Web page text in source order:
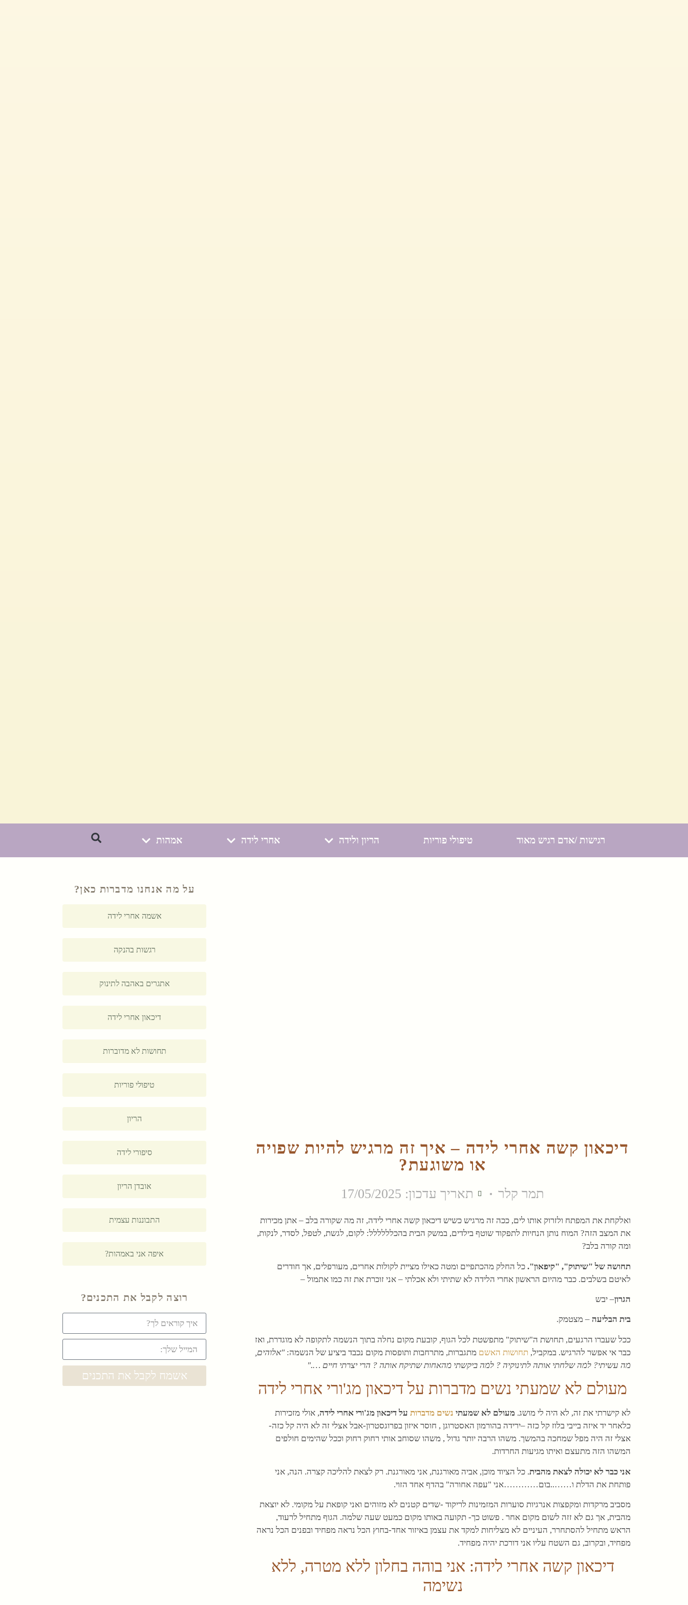
רגישות /אדם רגיש מאוד טיפולי פוריות הריון ולידה אחרי לידה אמהות
דיכאון קשה אחרי לידה – איך זה מרגיש להיות שפויה
או משוגעת?
תמר קלר תאריך עדכון: 17/05/2025
ואלקחת את המפתח ולזרוק אותו לים, ככה זה מרגיש כשיש דיכאון קשה אחרי לידה, זה מה שקורה בלב – אתן מכירות
את המצב הזה? המוח נותן הנחיות לתפקוד שוטף בילדים, במשק הבית בהכלללללל: לקום, לגשת, לטפל, לסדר, לנקות,
ומה קורה בלב?
תחושה של "שיתוק", "קיפאון". כל החלק מהכתפיים ומטה כאילו מציית לקולות אחרים, מעורפלים, אך חודרים
לאיטם בשלבים. כבר מהיום הראשון אחרי הלידה לא שתיתי ולא אכלתי – אני זוכרת את זה כמו אתמול –
הגרון– יבש
בית הבליעה – מצטמק.
ככל שעברו הרגעים, תחושת ה"שיתוק" מתפשטת לכל הגוף, קובעת מקום נחלה בתוך הנשמה לתקופה לא מוגדרת, ואז
כבר אי אפשר להרגיש. במקביל, תחושות האשם מתגברות, מתרחבות ותופסות מקום נכבד ביציע של הנשמה: "אלוהים,
מה עשיתי? למה שלחתי אותה לתינוקיה ? למה ביקשתי מהאחות שתיקח אותה ? הרי יצרתי חיים …."
מעולם לא שמעתי נשים מדברות על דיכאון מג'ורי אחרי לידה
לא קישרתי את זה, לא היה לי מושג. מעולם לא שמעתי נשים מדברות על דיכאון מג'ורי אחרי לידה, אולי מזכירות
כלאחר יד איזה בייבי בלוז קל כזה –ירידה בהורמון האסטרוגן , חוסר איזון בפרוגסטרון-אבל אצלי זה לא היה קל כזה-
אצלי זה היה מפל שמחכה בהמשך. משהו הרבה יותר גדול , משהו שסוחב אותי רחוק רחוק וככל שהימים חולפים
המשהו הזה מתעצם ואיתו מגיעות החרדות.
אני כבר לא יכולה לצאת מהבית. כל הציוד מוכן, אביה מאורגנת, אני מאורגנת. רק לצאת להליכה קצרה. הנה, אני
פותחת את הדלת ו……..בום…………אני "עפה אחורה" בהדף אחד הזוי.
מסביב מרקדות ומקפצות אנרגיות סוערות המזמינות לריקוד -שדים קטנים לא מזוהים ואני קופאת על מקומי. לא יוצאת
מהבית, אך גם לא זזה לשום מקום אחר . פשוט כך- תקועה באותו מקום כמעט שעה שלמה. הגוף מתחיל לרעוד,
הראש מתחיל להסתחרר, העיניים לא מצליחות למקד את עצמן באיזור אחד-בחוץ הכל נראה מפחיד ובפנים הכל נראה
מפחיד, ובקרוב, גם השטח עליו אני דורכת יהיה מפחיד.
דיכאון קשה אחרי לידה: אני בוהה בחלון ללא מטרה, ללא
נשימה
על מה אנחנו מדברות כאן?
אשמה אחרי לידה
רגשות בהנקה
אתגרים באהבה לתינוק
דיכאון אחרי לידה
תחושות לא מדוברות
טיפולי פוריות
הריון
סיפורי לידה
אובדן הריון
התבוננות עצמית
איפה אני באמהות?
רוצה לקבל את התכנים?
אשמח לקבל את התכנים